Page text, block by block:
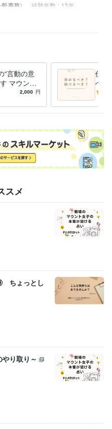
事務） 経験年数 : 13年
経験年数 : 4年
年
ウンセラー
“言動の意
マウント
応/対策ま
2,000 円
仕事
べき
間関
スメ
ちょっとし
り取り～